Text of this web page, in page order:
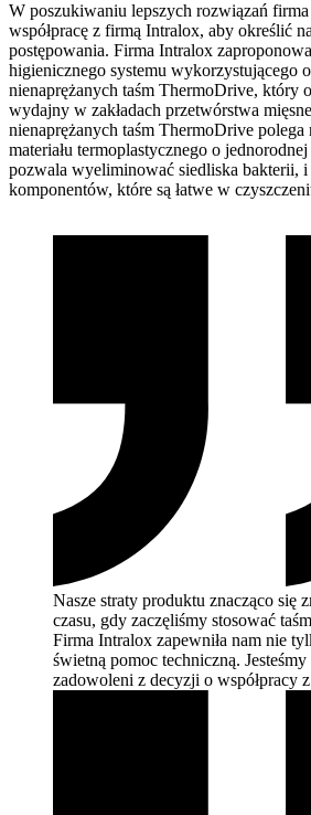
W poszukiwaniu lepszych rozwiązań firma
współpracę z firmą Intralox, aby określić
postępowania. Firma Intralox
higienicznego systemu wykorzystującego
nienaprężanych taśm ThermoDrive, który
wydajny w zakładach przetwórstwa
nienaprężanych taśm ThermoDrive polega
materiału termoplastycznego o
pozwala wyeliminować siedliska bakterii, i
komponentów, które są łatwe w
Nasze straty produktu znacząco się
czasu, gdy zaczęliśmy stosować
Firma Intralox zapewniła nam nie
świetną pomoc techniczną.
zadowoleni z decyzji o współpracy z